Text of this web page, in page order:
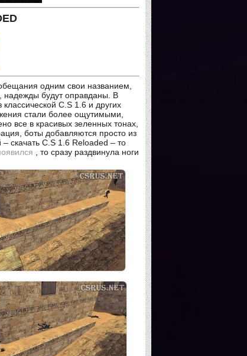
одним свои названием,
надежды будут оправданы. В
C.S 1.6 и других
стали более ощутимыми,
все в красивых зеленных тонах,
боты добавляются просто из
скачать C.S 1.6 Reloaded – то
, то сразу раздвинула ноги